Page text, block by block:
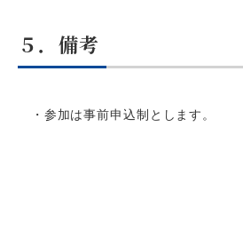
５．備考
・参加は事前申込制とします。